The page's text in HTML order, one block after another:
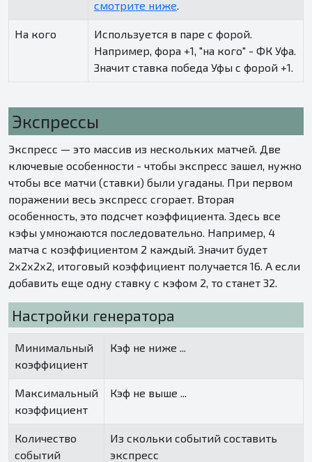
смотрите ниже
На кого
Используется в паре с форой.
Например, фора +1, "на кого" - ФК Уфа.
Значит ставка победа Уфы с форой +1.
Экспрессы
Экспресс — это массив из нескольких матчей. Две
ключевые особенности - чтобы экспресс зашел, нужно
чтобы все матчи (ставки) были угаданы. При первом
поражении весь экспресс сгорает. Вторая
особенность, это подсчет коэффициента. Здесь все
кэфы умножаются последовательно. Например, 4
матча с коэффициентом 2 каждый. Значит будет
2х2х2х2, итоговый коэффициент получается 16. А если
добавить еще одну ставку с кэфом 2, то станет 32.
Настройки генератора
Минимальный
коэффициент
Кэф не ниже ...
Максимальный
коэффициент
Кэф не выше ...
Количество
событий
Из скольки событий составить
экспресс